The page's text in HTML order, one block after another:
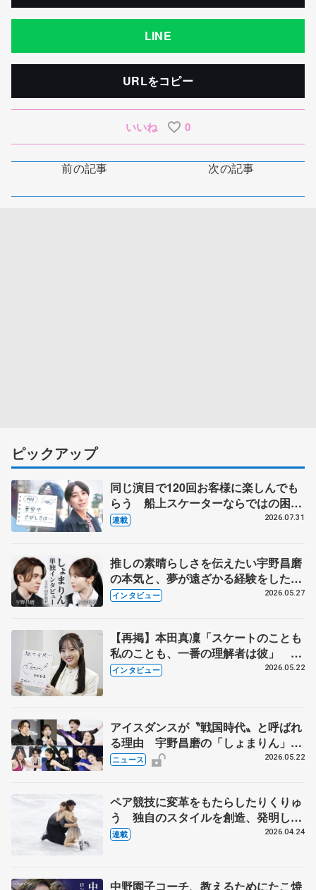
LINE
URLをコピー
いいね 0
前の記事 次の記事
ピックアップ
同じ演目で120回お客様に楽しんでも
らう 船上スケーターならではの困難
とは 影響あったPIW前キャプテン松
連載 2026.07.31
推しの素晴らしさを伝えたい宇野昌磨
の本気と、夢が遠ざかる経験をした本
田真凜の覚悟
インタビュー 2026.05.27
【再掲】本田真凜「スケートのことも
私のことも、一番の理解者は彼」 引
退時の単独インタビューで語った競技
インタビュー 2026.05.22
アイスダンスが〝戦国時代〟と呼ばれ
る理由 宇野昌磨の「しょまりん」ら
実力者が相次いで参戦 国内の競争激
ニュース 2026.05.22
ペア競技に変革をもたらしたりくりゅ
う 独自のスタイルを創造、発明した
【引退発表後②】
連載 2026.04.24
中野園子コーチ、教えるためにたこ焼